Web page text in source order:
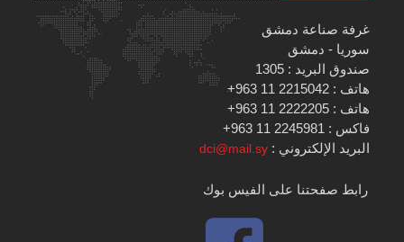
غرفة صناعة دمشق
سوريا - دمشق
صندوق البريد : 1305
هاتف : 2215042 11 963+
هاتف : 2222205 11 963+
فاكس : 2245981 11 963+
البريد الإلكتروني :dci@mail.sy
رابط صفحتنا على الفيس بوك